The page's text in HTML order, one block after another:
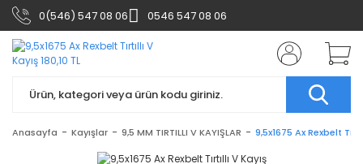
0(546) 547 08 06 0546 547 08 06
Anasayfa Kayışlar 9,5 MM TIRTILLI V KAYIŞLAR 9,5x1675 Ax Rexbelt